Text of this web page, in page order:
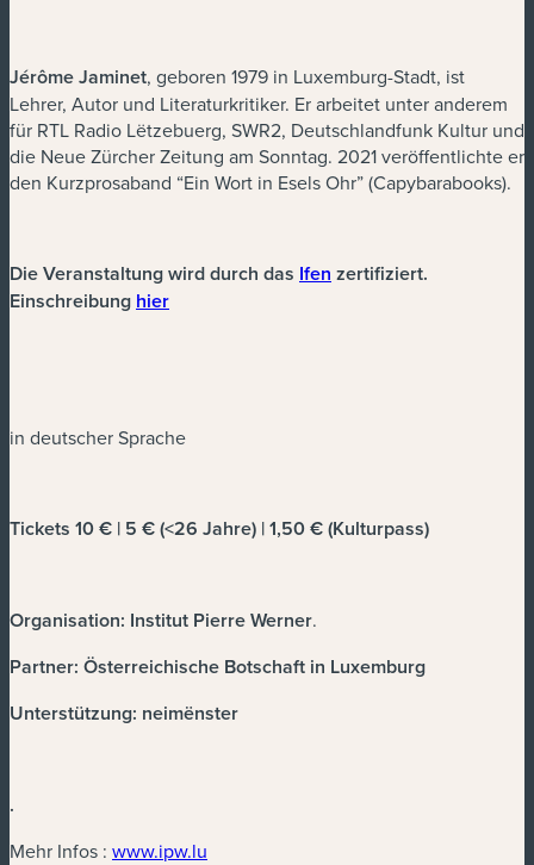
Jérôme Jaminet, geboren 1979 in Luxemburg-Stadt, ist
Lehrer, Autor und Literaturkritiker. Er arbeitet unter anderem
für RTL Radio Lëtzebuerg, SWR2, Deutschlandfunk Kultur und
die Neue Zürcher Zeitung am Sonntag. 2021 veröffentlichte er
den Kurzprosaband “Ein Wort in Esels Ohr” (Capybarabooks).
Die Veranstaltung wird durch das Ifen (new window)
zertifiziert.
Einschreibung hier(new window)
in deutscher Sprache
Tickets 10 € | 5 € (<26 Jahre) | 1,50 € (Kulturpass)
Organisation: Institut Pierre Werner.
Partner: Österreichische Botschaft in Luxemburg
Unterstützung: neimënster
.
Mehr Infos : www.ipw.lu